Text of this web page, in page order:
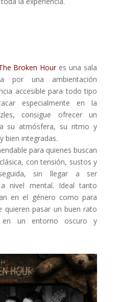
Broken Houres una sala
por una ambientación
accesible para todo tipo
especialmente en la
consigue ofrecer un
su atmósfera, su ritmo y
bien integradas.
para quienes buscan
con tensión, sustos y
sin llegar a ser
a nivel mental. Ideal tanto
en el género como para
quieren pasar un buen rato
un entorno oscuro y